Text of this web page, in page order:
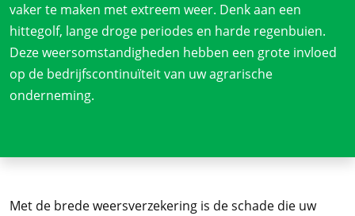
vaker te maken met extreem weer. Denk aan een
hittegolf, lange droge periodes en harde regenbuien.
Deze weersomstandigheden hebben een grote invloed
op de bedrijfscontinuïteit van uw agrarische
onderneming.
Met de brede weersverzekering is de schade die uw